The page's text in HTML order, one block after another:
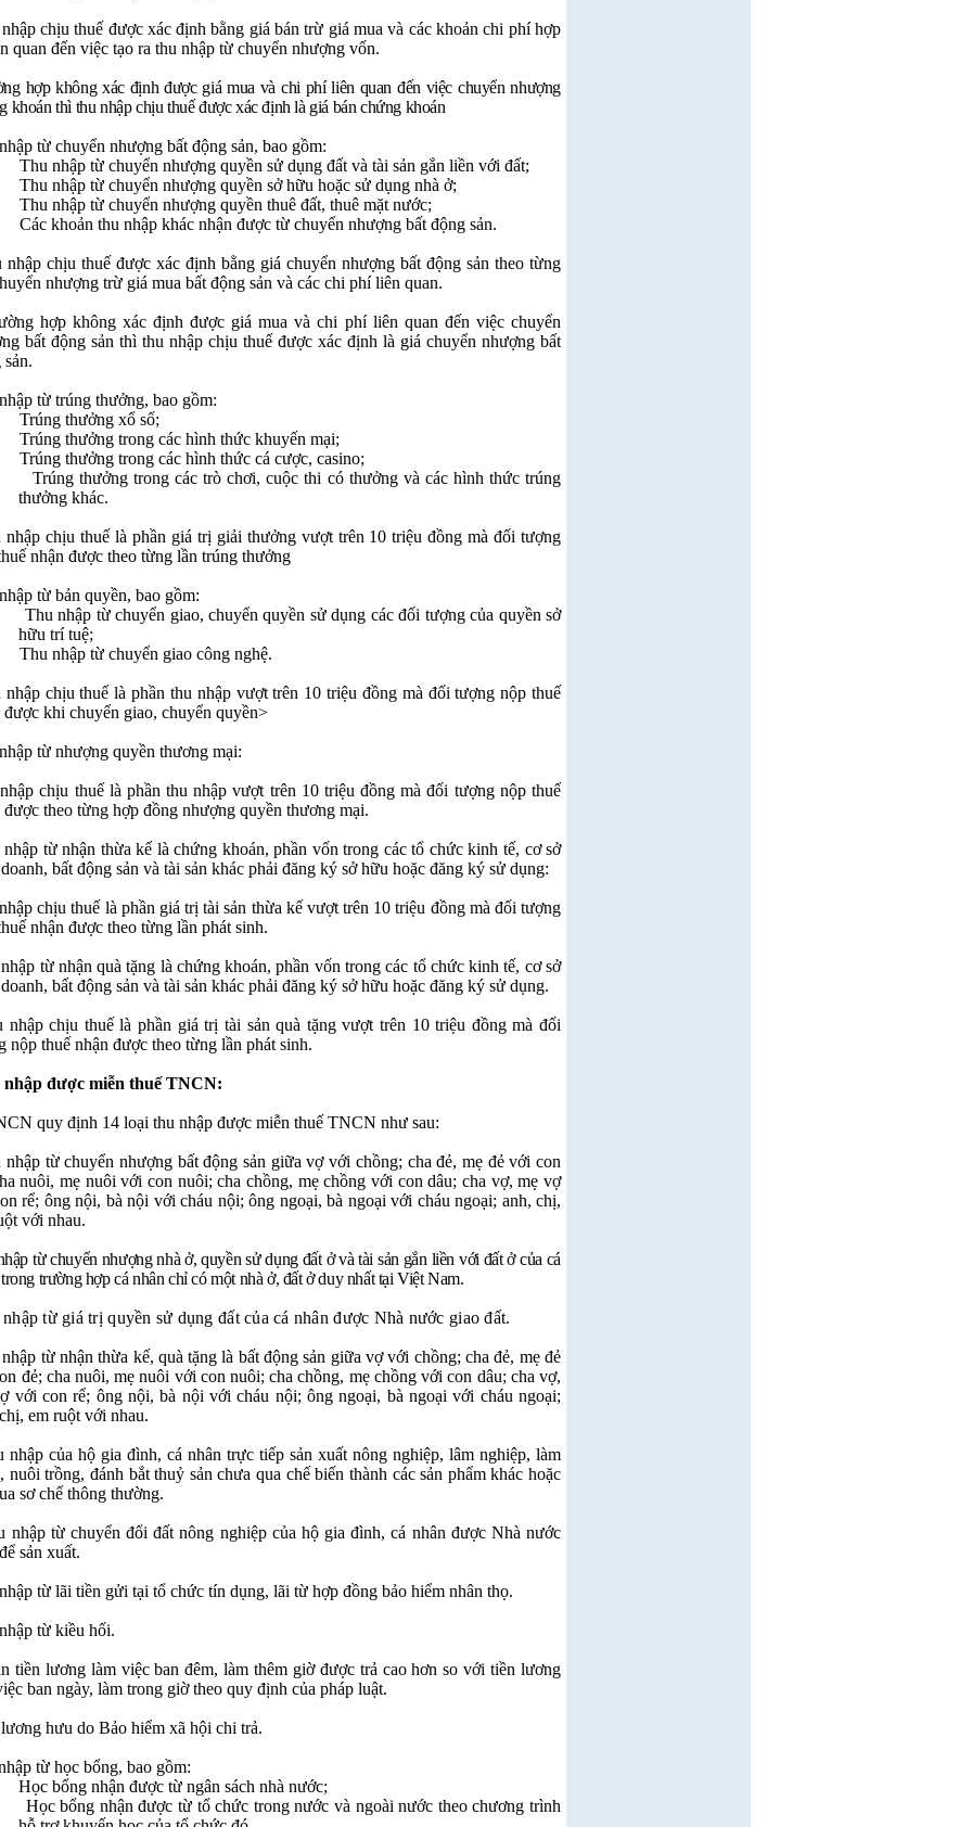
chịu thuế được xác định bằng giá bán trừ giá mua và các khoản chi phí hợp
quan đến việc tạo ra thu nhập từ chuyển nhượng vốn.
hợp không xác định được giá mua và chi phí liên quan đến việc chuyển nhượng
khoán thì thu nhập chịu thuế được xác định là giá bán chứng khoán
từ chuyển nhượng bất động sản, bao gồm:
Thu nhập từ chuyển nhượng quyền sử dụng đất và tài sản gắn liền với đất;
Thu nhập từ chuyển nhượng quyền sở hữu hoặc sử dụng nhà ở;
Thu nhập từ chuyển nhượng quyền thuê đất, thuê mặt nước;
Các khoản thu nhập khác nhận được từ chuyển nhượng bất động sản.
nhập chịu thuế được xác định bằng giá chuyển nhượng bất động sản theo từng
nhượng trừ giá mua bất động sản và các chi phí liên quan.
hợp không xác định được giá mua và chi phí liên quan đến việc chuyển
bất động sản thì thu nhập chịu thuế được xác định là giá chuyển nhượng bất
sản.
từ trúng thưởng, bao gồm:
Trúng thưởng xổ số;
Trúng thưởng trong các hình thức khuyến mại;
Trúng thưởng trong các hình thức cá cược, casino;
Trúng thưởng trong các trò chơi, cuộc thi có thưởng và các hình thức trúng
thưởng khác.
nhập chịu thuế là phần giá trị giải thưởng vượt trên 10 triệu đồng mà đối tượng
nhận được theo từng lần trúng thưởng
từ bản quyền, bao gồm:
Thu nhập từ chuyển giao, chuyển quyền sử dụng các đối tượng của quyền sở
hữu trí tuệ;
Thu nhập từ chuyển giao công nghệ.
nhập chịu thuế là phần thu nhập vượt trên 10 triệu đồng mà đối tượng nộp thuế
được khi chuyển giao, chuyển quyền>
từ nhượng quyền thương mại:
chịu thuế là phần thu nhập vượt trên 10 triệu đồng mà đối tượng nộp thuế
được theo từng hợp đồng nhượng quyền thương mại.
nhập từ nhận thừa kế là chứng khoán, phần vốn trong các tổ chức kinh tế, cơ sở
bất động sản và tài sản khác phải đăng ký sở hữu hoặc đăng ký sử dụng:
chịu thuế là phần giá trị tài sản thừa kế vượt trên 10 triệu đồng mà đối tượng
nhận được theo từng lần phát sinh.
từ nhận quà tặng là chứng khoán, phần vốn trong các tổ chức kinh tế, cơ sở
bất động sản và tài sản khác phải đăng ký sở hữu hoặc đăng ký sử dụng.
nhập chịu thuế là phần giá trị tài sản quà tặng vượt trên 10 triệu đồng mà đối
nộp thuế nhận được theo từng lần phát sinh.
được miễn thuế TNCN:
quy định 14 loại thu nhập được miễn thuế TNCN như sau:
nhập từ chuyển nhượng bất động sản giữa vợ với chồng; cha đẻ, mẹ đẻ với con
nuôi, mẹ nuôi với con nuôi; cha chồng, mẹ chồng với con dâu; cha vợ, mẹ vợ
rể; ông nội, bà nội với cháu nội; ông ngoại, bà ngoại với cháu ngoại; anh, chị,
với nhau.
từ chuyển nhượng nhà ở, quyền sử dụng đất ở và tài sản gắn liền với đất ở của cá
trường hợp cá nhân chỉ có một nhà ở, đất ở duy nhất tại Việt Nam.
từ giá trị quyền sử dụng đất của cá nhân được Nhà nước giao đất.
từ nhận thừa kế, quà tặng là bất động sản giữa vợ với chồng; cha đẻ, mẹ đẻ
đẻ; cha nuôi, mẹ nuôi với con nuôi; cha chồng, mẹ chồng với con dâu; cha vợ,
với con rể; ông nội, bà nội với cháu nội; ông ngoại, bà ngoại với cháu ngoại;
em ruột với nhau.
nhập của hộ gia đình, cá nhân trực tiếp sản xuất nông nghiệp, lâm nghiệp, làm
nuôi trồng, đánh bắt thuỷ sản chưa qua chế biến thành các sản phẩm khác hoặc
sơ chế thông thường.
nhập từ chuyển đổi đất nông nghiệp của hộ gia đình, cá nhân được Nhà nước
sản xuất.
từ lãi tiền gửi tại tổ chức tín dụng, lãi từ hợp đồng bảo hiểm nhân thọ.
từ kiều hối.
tiền lương làm việc ban đêm, làm thêm giờ được trả cao hơn so với tiền lương
ban ngày, làm trong giờ theo quy định của pháp luật.
hưu do Bảo hiểm xã hội chi trả.
từ học bổng, bao gồm:
Học bổng nhận được từ ngân sách nhà nước;
Học bổng nhận được từ tổ chức trong nước và ngoài nước theo chương trình